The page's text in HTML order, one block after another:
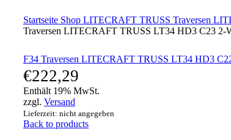
Startseite Shop LITECRAFT TRUSS Traversen
Traversen LITECRAFT TRUSS LT34 HD3 C23 2-
F34 Traversen LITECRAFT TRUSS LT34 HD3
€222,29
Enthält 19% MwSt.
zzgl. Versand
Lieferzeit: nicht angegeben
Back to products